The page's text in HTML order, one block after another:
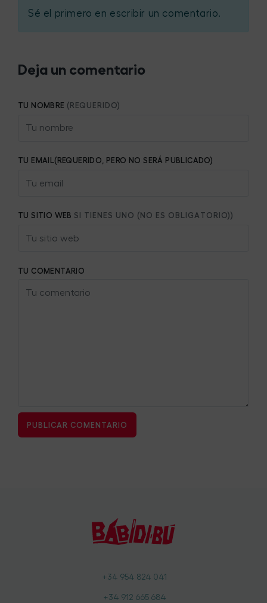
Sé el primero en escribir un comentario.
Deja un comentario
TU NOMBRE (REQUERIDO)
TU EMAIL(REQUERIDO, PERO NO SERÁ PUBLICADO)
TU SITIO WEB SI TIENES UNO (NO ES OBLIGATORIO))
TU COMENTARIO
+34 954 824 041
+34 912 665 684